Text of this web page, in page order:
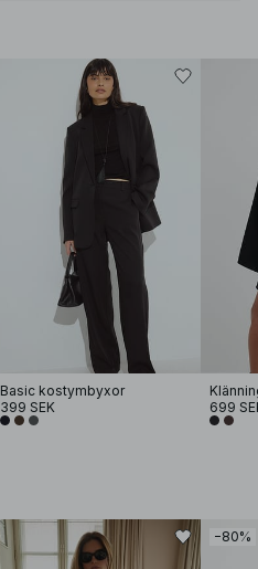
Basic kostymbyxor
399 SEK
699
−80%